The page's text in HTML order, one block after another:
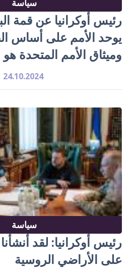
رئيس أوكرانيا عن قمة
يوحد الأمم على أساس
وميثاق الأمم المتحدة
24.10.2024
سياسة
رئيس أوكرانيا: لقد
على الأراضي الروسية